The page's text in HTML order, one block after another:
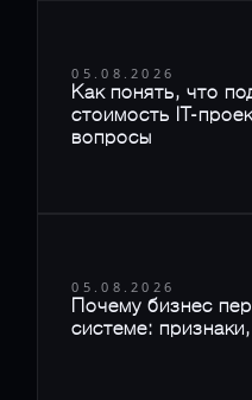
05.08.2026
Как понять, что
стоимость IT-
вопросы
05.08.2026
Почему бизнес
системе: